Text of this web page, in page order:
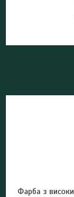
Фарба з